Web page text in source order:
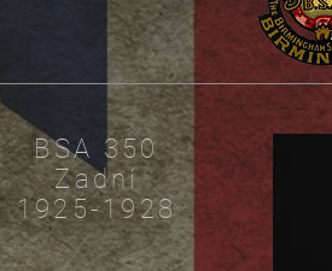
BSA 350
Zadní
1925-1928